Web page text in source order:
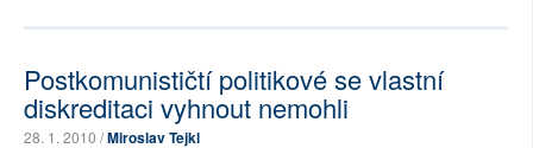
Postkomunističtí politikové se vlastní
diskreditaci vyhnout nemohli
28. 1. 2010 /Miroslav Tejkl